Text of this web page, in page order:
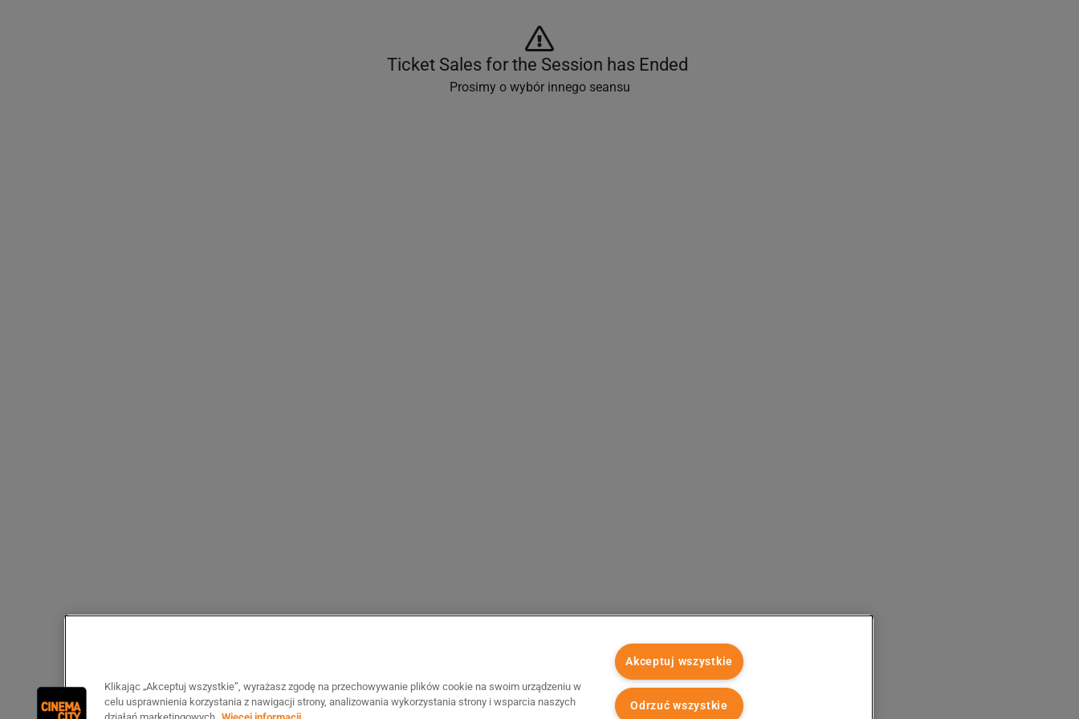
Ticket Sales for the Session has Ended
Prosimy o wybór innego seansu
Klikając „Akceptuj wszystkie”, wyrażasz zgodę na przechowywanie plików cookie na swoim urządzeniu w
celu usprawnienia korzystania z nawigacji strony, analizowania wykorzystania strony i wsparcia naszych
Akceptuj wszystkie
Odrzuć wszystkie